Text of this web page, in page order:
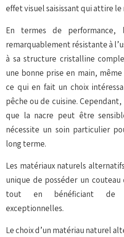
effet visuel saisissant qui attire le
En termes de performance,
remarquablement résistante à
à sa structure cristalline
une bonne prise en main,
ce qui en fait un choix
pêche ou de cuisine.
que la nacre peut être
nécessite un soin particulier
long terme.
Les matériaux naturels
unique de posséder un
tout en bénéficiant de
exceptionnelles.
Le choix d’un matériau naturel